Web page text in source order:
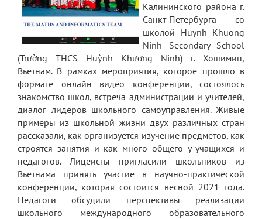
Калининского района г.
Санкт-Петербурга со
школой Huynh Khuong
Ninh Secondary School
(Trường THCS Huỳnh Khương Ninh) г. Хошимин,
Вьетнам. В рамках мероприятия, которое прошло в
формате онлайн видео конференции, состоялось
знакомство школ, встреча администрации и учителей,
диалог лидеров школьного самоуправления. Живые
примеры из школьной жизни двух различных стран
рассказали, как организуется изучение предметов, как
строятся занятия и как много общего у учащихся и
педагогов. Лицеисты пригласили школьников из
Вьетнама принять участие в научно-практической
конференции, которая состоится весной 2021 года.
Педагоги обсудили перспективы реализации
школьного международного образовательного